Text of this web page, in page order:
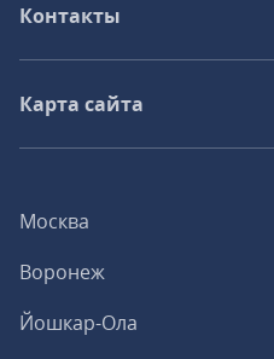
Москва
Воронеж
Йошкар-Ола
Контакты
Карта сайта